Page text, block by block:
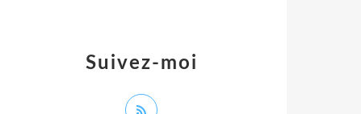
Suivez-moi